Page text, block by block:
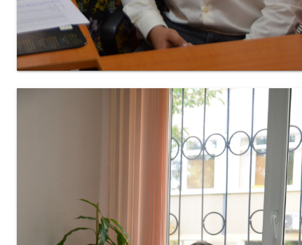
educație
Catedre
Discipline de
specialitate
Nr2